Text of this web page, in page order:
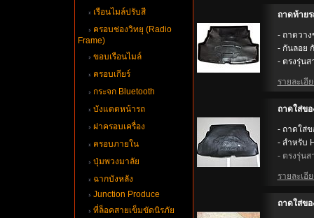
เรือนไมล์ปรับสี
ครอบช่องวิทยุ (Radio
Frame)
ขอบเรือนไมล์
ครอบเกียร์
กระจก Bluetooth
บังแดดหน้ารถ
ฝาครอบเครื่อง
ครอบภายใน
ปุ่มพวงมาลั
ฉากบังหลัง
Junction Produce
ที่ล็อคสายเข็มขัดนิรภั
ถาดท้ายร
- ถาดวาง
- กันลอย
- ตรงรุ่นส
รายละเอี
ถาดใส่ขอ
- ถาดใส่
- สำหรับ
- ตรงรุ่นส
รายละเอี
ถาดใส่ขอ